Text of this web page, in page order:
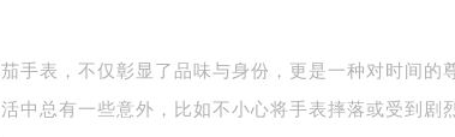
手表，不仅彰显了品味与身份，更是一种对时间的
中总有一些意外，比如不小心将手表摔落或受到剧